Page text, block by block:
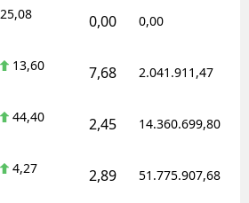
25,08 0,00 0,00
13,60 7,68 2.041.911,47
44,40 2,45 14.360.699,80
4,27 2,89 51.775.907,68